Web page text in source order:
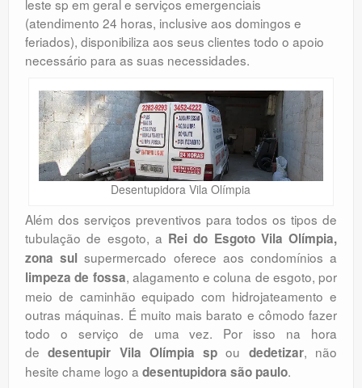
leste sp em geral e serviços emergenciais
(atendimento 24 horas, inclusive aos domingos e
feriados), disponibiliza aos seus clientes todo o apoio
necessário para as suas necessidades.
Desentupidora Vila Olímpia
Além dos serviços preventivos para todos os tipos de
tubulação de esgoto, a Rei do Esgoto Vila Olímpia,
zona sulsupermercado oferece aos condomínios a
limpeza de fossa, alagamento e coluna de esgoto, por
meio de caminhão equipado com hidrojateamento e
outras máquinas. É muito mais barato e cômodo fazer
todo o serviço de uma vez. Por isso na hora
dedesentupir Vila Olímpia sp ou dedetizar, não
hesite chame logo a desentupidora são paulo.